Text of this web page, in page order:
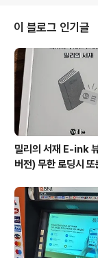
는 페이코가 조금 더 편
는,페이코는 오프라인시
수 있는 장점이 있구요 (
한도지만)제휴 체크카드
1.5% 적립인데, 네이버
마지막으로 저는 개인적
이 블로그 인기글
밀리의 서재 E-ink
버전) 무한 로딩시 또